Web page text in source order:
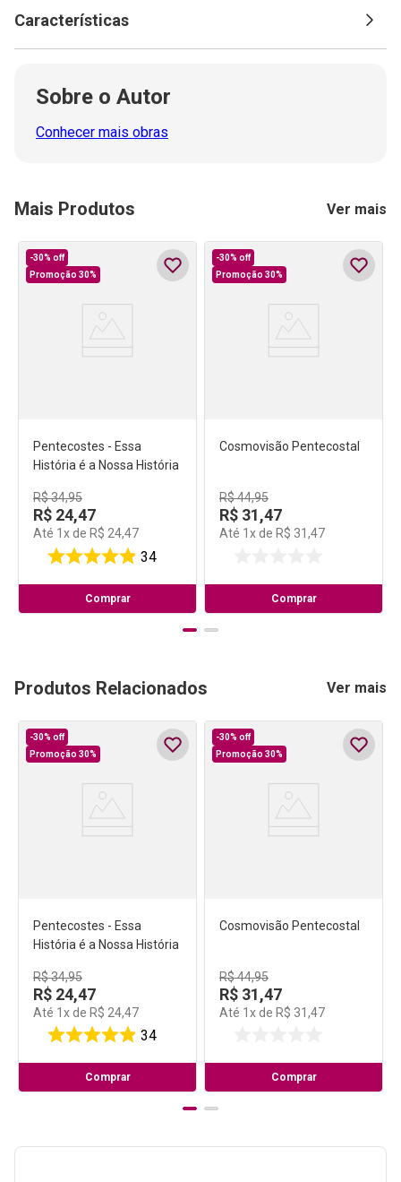
Características
Sobre o Autor
Conhecer mais obras
Mais Produtos Ver mais
-30% off
Promoção 30%
Pentecostes - Essa
História é a Nossa História
R$34,95
R$ 24,47
Até 1 x de R$ 24,47
34
Comprar
-30% off
Promoção 30%
Cosmovisão Pentecostal
R$44,95
R$ 31,47
Até 1 x de R$ 31 ,47
Comprar
Produtos Relacionados Ver mais
-30% off
Promoção 30%
Pentecostes - Essa
História é a Nossa História
R$34,95
R$ 24,47
Até 1 x de R$ 24,47
34
Comprar
-30% off
Promoção 30%
Cosmovisão Pentecostal
R$44,95
R$ 31,47
Até 1 x de R$ 31 ,47
Comprar